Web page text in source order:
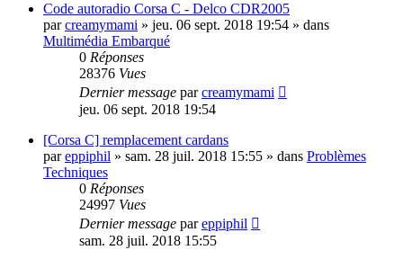
Code autoradio Corsa C - Delco CDR2005
parcreamymami » jeu. 06 sept. 2018 19:54 » dans
Multimédia Embarqué
0 Réponses
28376 Vues
Dernier message parcreamymami
jeu. 06 sept. 2018 19:54
[Corsa C] remplacement cardans
pareppiphil » sam. 28 juil. 2018 15:55 » dans Problèmes
Techniques
0 Réponses
24997 Vues
Dernier message pareppiphil
sam. 28 juil. 2018 15:55